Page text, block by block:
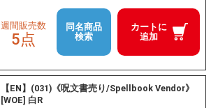
カートに
追加
週間販売数
5点
同名商品
検索
【EN】(031)《呪文書売り/Spellbook Vendor》
[WOE] 白R